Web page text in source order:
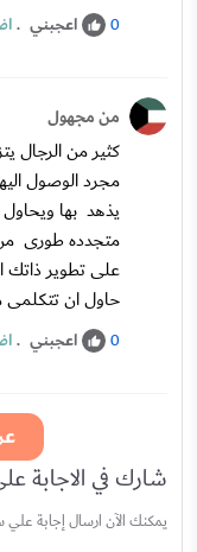
0 اعجبني .
من مجهول
كثير من الرجال
مجرد الوصول
يذهد بها
متجدده طورى
على تطوير
حاول ان تتكلمى
0 اعجبني .
شارك في الاجابة
يمكنك الآن ارسال إجابة